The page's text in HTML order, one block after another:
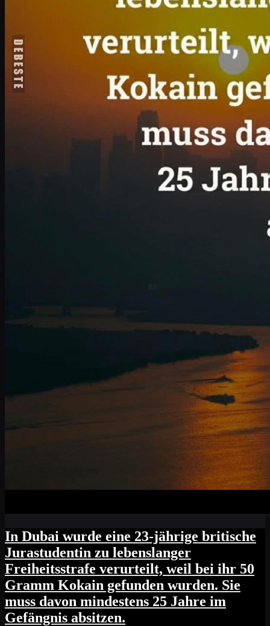
In Dubai wurde eine 23-jährige britische
Jurastudentin zu lebenslanger
Freiheitsstrafe verurteilt, weil bei ihr 50
Gramm Kokain gefunden wurden. Sie
muss davon mindestens 25 Jahre im
Gefängnis absitzen.